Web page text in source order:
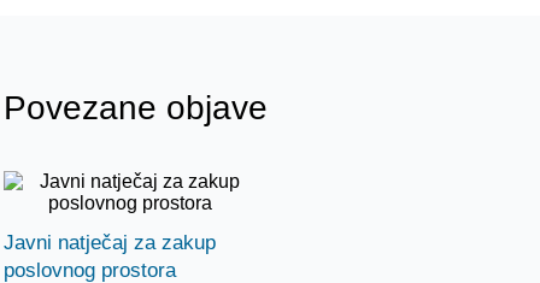
Povezane objave
Javni natječaj za zakup
poslovnog prostora